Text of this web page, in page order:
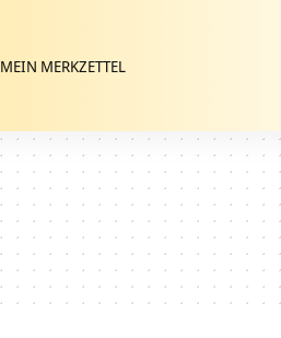
MEIN MERKZETTEL